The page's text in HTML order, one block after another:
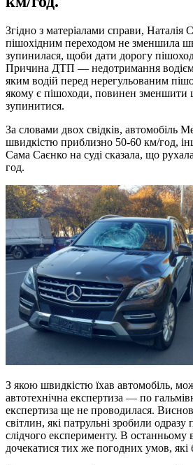
Згідно з матеріалами справи, Наталія
пішохідним переходом не зменшила
зупинилася, щоби дати дорогу
Причина ДТП — недотримання водієм
яким водій перед нерегульованим
якому є пішоходи, повинен зменшити
зупинитися.
За словами двох свідків, автомобіль
швидкістю приблизно 50-60 км/год,
Сама Саєнко на суді сказала, що
год.
З якою швидкістю їхав автомобіль,
автотехнічна експертиза — по
експертиза ще не проводилася.
світлин, які патрульні зробили
слідчого експерименту. В останньому
дочекатися тих же погодних умов,